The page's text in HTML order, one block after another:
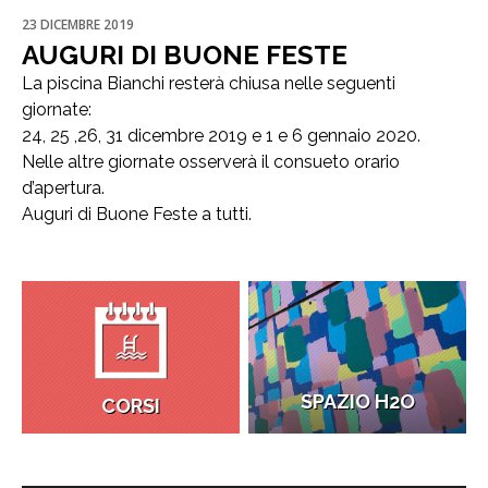
23 DICEMBRE 2019
AUGURI DI BUONE FESTE
La piscina Bianchi resterà chiusa nelle seguenti
giornate:
24, 25 ,26, 31 dicembre 2019 e 1 e 6 gennaio 2020.
Nelle altre giornate osserverà il consueto orario
d’apertura.
Auguri di Buone Feste a tutti.
CORSI SPAZIO H2O